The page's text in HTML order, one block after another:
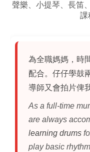
聲樂、小提琴、長笛
課
為全職媽媽，時
配合。仔仔學鼓
導師又會拍片俾
As a full‑time
are always
learning drums
play basic